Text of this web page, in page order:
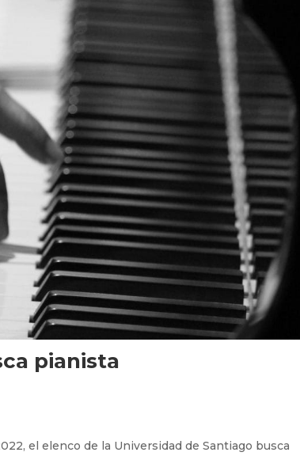
pianista
el elenco de la Universidad de Santiago busca